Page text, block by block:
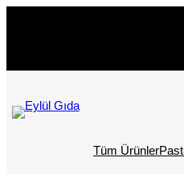
Tüm Ürünler